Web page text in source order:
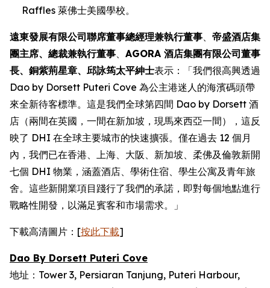
Raffles 萊佛士美國學校。
遠東發展有限公司聯席董事總經理兼執行董事、 帝盛酒店集
團主席、總裁兼執行董事、 AGORA 酒店集團有限公司董事
長、銅紫荊星章、邱詠筠太平紳士表示：「我們很高興透過
Dao by Dorsett Puteri Cove 為公主港迷人的海濱碼頭帶
來全新待客標準。這是我們全球第四間 Dao by Dorsett 酒
店（兩間在英國，一間在新加坡，現馬來西亞一間），這反
映了 DHI 在全球主要城市的快速擴張。僅在過去 12 個月
內，我們已在香港、上海、大阪、新加坡、柔佛及倫敦新開
七個 DHI 物業，涵蓋酒店、學術住宿、學生公寓及青年旅
舍。這些新開業項目踐行了我們的承諾，即對每個地點進行
戰略性開發，以滿足賓客和市場需求。」
下載高清圖片：[按此下載]
Dao By Dorsett Puteri Cove
地址：Tower 3, Persiaran Tanjung, Puteri Harbour,